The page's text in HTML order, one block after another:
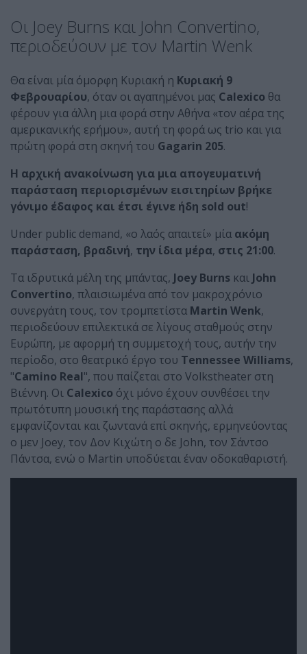
Οι Joey Burns και John Convertino,
περιοδεύουν με τον Martin Wenk
Θα είναι μία όμορφη Κυριακή η Κυριακή 9
Φεβρουαρίου, όταν οι αγαπημένοι μας Calexico θα
φέρουν για άλλη μια φορά στην Αθήνα «τον αέρα της
αμερικανικής ερήμου», αυτή τη φορά ως trio και για
πρώτη φορά στη σκηνή του Gagarin 205.
Η αρχική ανακοίνωση για μια απογευματινή
παράσταση περιορισμένων εισιτηρίων βρήκε
γόνιμο έδαφος και έτσι έγινε ήδη sold out!
Under public demand, «ο λαός απαιτεί» μία ακόμη
παράσταση, βραδινή, την ίδια μέρα, στις 21:00.
Τα ιδρυτικά μέλη της μπάντας, Joey Burns και John
Convertino, πλαισιωμένα από τον μακροχρόνιο
συνεργάτη τους, τον τρομπετίστα Martin Wenk,
περιοδεύουν επιλεκτικά σε λίγους σταθμούς στην
Ευρώπη, με αφορμή τη συμμετοχή τους, αυτήν την
περίοδο, στο θεατρικό έργο του Tennessee Williams,
"Camino Real", που παίζεται στο Volkstheater στη
Βιέννη. Οι Calexico όχι μόνο έχουν συνθέσει την
πρωτότυπη μουσική της παράστασης αλλά
εμφανίζονται και ζωντανά επί σκηνής, ερμηνεύοντας
ο μεν Joey, τον Δον Κιχώτη ο δε John, τον Σάντσο
Πάντσα, ενώ ο Martin υποδύεται έναν οδοκαθαριστή.